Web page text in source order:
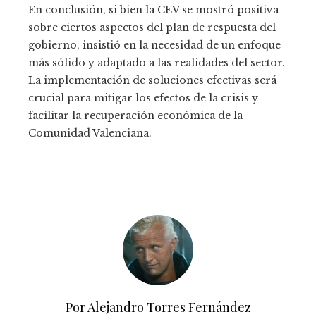
En conclusión, si bien la CEV se mostró positiva
sobre ciertos aspectos del plan de respuesta del
gobierno, insistió en la necesidad de un enfoque
más sólido y adaptado a las realidades del sector.
La implementación de soluciones efectivas será
crucial para mitigar los efectos de la crisis y
facilitar la recuperación económica de la
Comunidad Valenciana.
Por Alejandro Torres Fernández